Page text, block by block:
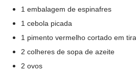
1 embalagem de espinafres
1 cebola picada
1 pimento vermelho cortado em
2 colheres de sopa de azeite
2 ovos